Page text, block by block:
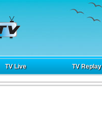
TV Live TV Replay